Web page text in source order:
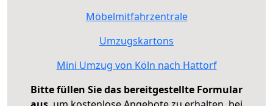
Möbelmitfahrzentrale
Umzugskartons
Mini Umzug von Köln nach Hattorf
Bitte füllen Sie das bereitgestellte Formular